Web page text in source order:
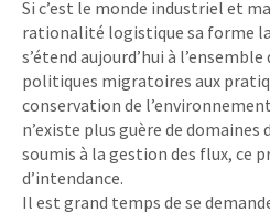
Si c’est le monde industriel et
rationalité logistique sa forme
s’étend aujourd’hui à
politiques migratoires aux
conservation de
n’existe plus guère de domaines
soumis à la gestion des flux, ce
d’intendance.
Il est grand temps de se